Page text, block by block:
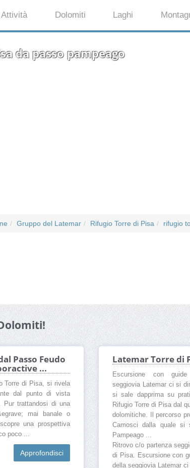
Attività Dolomiti Laghi
da passo pampeago
Gruppo del Latemar Rifugio Torre di Pisa rifugio
Passo Feudo
...
Torre di Pisa, si rivela
dal punto di vista
Pur trattandosi di una
mai banale o
una prospettiva
poco ...
Approfondisci
Latemar Torre di
Escursione con
seggiovia Latemar ci si
si sale dapprima su
Rifugio Torre di Pisa dal
dolomitiche. Il percorso
Camosci dalla quale si
Pampeago ...
Ritrovo c/o partenza
di Pisa. Escursione con
della seggiovia Latemar